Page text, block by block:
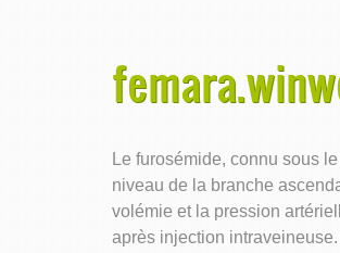
Le furosémide, connu sous
niveau de la branche
volémie et la pression
après injection